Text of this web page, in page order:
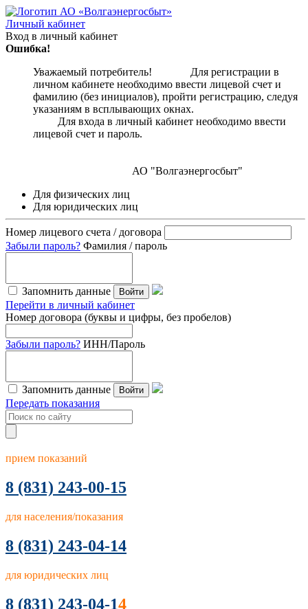
Личный кабинет
Вход в личный кабинет
Ошибка!
Уважаемый потребитель! Для регистрации в
личном кабинете необходимо ввести лицевой счет и
фамилию (без инициалов), пройти регистрацию, следуя
указаниям в всплывающих окнах.
Для входа в личный кабинет необходимо ввести
лицевой счет и пароль.
АО "Волгаэнергосбыт"
Для физических лиц
Для юридических лиц
Номер лицевого счета / договора
Забыли пароль? Фамилия / пароль
Запомнить данные Войти
Перейти в личный кабинет
Номер договора (буквы и цифры, без пробелов)
Забыли пароль? ИНН/Пароль
Запомнить данные Войти
Передать показания
прием показаний
8 (831) 243-00-15
для населения/показания
8 (831) 243-04-14
для юридических лиц
8 (831) 243-04-14